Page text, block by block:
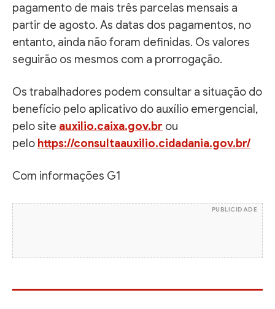
pagamento de mais três parcelas mensais a
partir de agosto. As datas dos pagamentos, no
entanto, ainda não foram definidas. Os valores
seguirão os mesmos com a prorrogação.
Os trabalhadores podem consultar a situação do
benefício pelo aplicativo do auxílio emergencial,
pelo site auxilio.caixa.gov.br ou
pelo https://consultaauxilio.cidadania.gov.br/
Com informações G1
PUBLICIDADE